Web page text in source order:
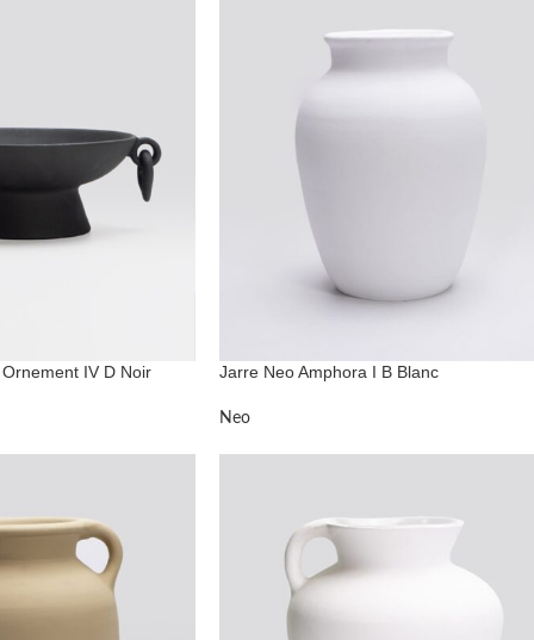
IV D Noir Jarre Neo Amphora I B Blanc
Neo